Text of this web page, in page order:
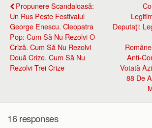
Propunere Scandaloasă:
Un Rus Peste Festivalul
George Enescu. Cleopatra
Pop: Cum Să Nu Rezolvi O
Criză. Cum Să Nu Rezolvi
Două Crize. Cum Să Nu
Rezolvi Trei Crize
Deputaţi:
Anti-
Votată
88 De
16 responses